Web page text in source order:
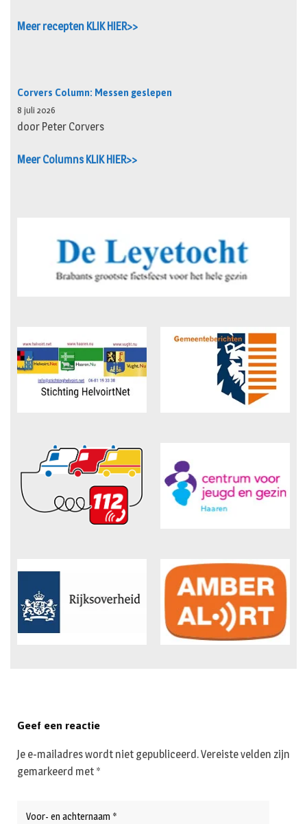
Meer recepten KLIK HIER>>
Corvers Column: Messen geslepen
8 juli 2026
door Peter Corvers
Meer Columns KLIK HIER>>
Geef een reactie
Je e-mailadres wordt niet gepubliceerd.Vereiste velden zijn
gemarkeerd met *